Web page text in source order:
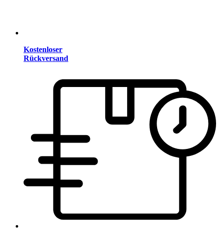
Kostenloser
Rückversand